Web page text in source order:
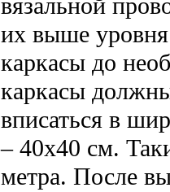
вязальной
их выше
каркасы до
каркасы
вписаться в
– 40х40 см.
метра. После